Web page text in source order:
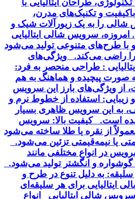
طراحان ایتالیایی با
باکیفیت و تکنیک‌های مدرن،
شالی را به یک زیورآلات شیک و
امروزه، سرویس شالی ایتالیایی
با طرح‌های متنوعی تولید می‌شود
راضی می‌کند. ویژگی‌های
: طراحی منحصر به فرد:
صورت پیچیده و هماهنگ به هم
ویژگی‌های بارز این سرویس
استفاده از خطوط نرم و
به این سرویس ظاهری بسیار
است. کیفیت بالا: سرویس
از نقره یا طلا ساخته می‌شود
یا نیمه‌قیمتی تزئین می‌شود.
در انواع مختلفی مانند
گوشواره و انگشتر تولید می‌شود.
به دلیل تنوع در طرح و
ایتالیایی برای هر سلیقه‌ای
شالی ایتالیایی انواع